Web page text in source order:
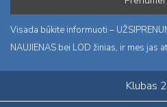
Visada būkite informuoti –
NAUJIENAS bei LOD žinias, ir mes jas
Klubas